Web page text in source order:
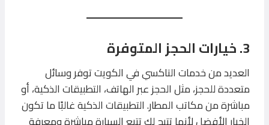
3. خيارات الحجز المتوفرة
العديد من خدمات التاكسي في الكويت توفر وسائل
متعددة للحجز، مثل الحجز عبر الهاتف، التطبيقات الذكية، أو
مباشرة من مكاتب المطار. التطبيقات الذكية غالبًا ما تكون